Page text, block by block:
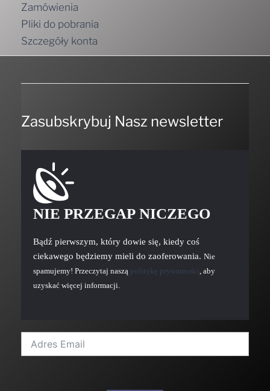
Zamówienia
Pliki do pobrania
Szczegóły konta
Zasubskrybuj Nasz newsletter
NIE PRZEGAP NICZEGO
Bądź pierwszym, który dowie się, kiedy coś
ciekawego będziemy mieli do zaoferowania. Nie
spamujemy! Przeczytaj naszą politykę prywatności , aby
uzyskać więcej informacji.